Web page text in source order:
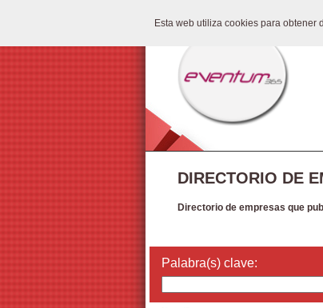
Esta web utiliza cookies para
DIRECTORIO DE
Directorio de empresas que
Palabra(s) clave: